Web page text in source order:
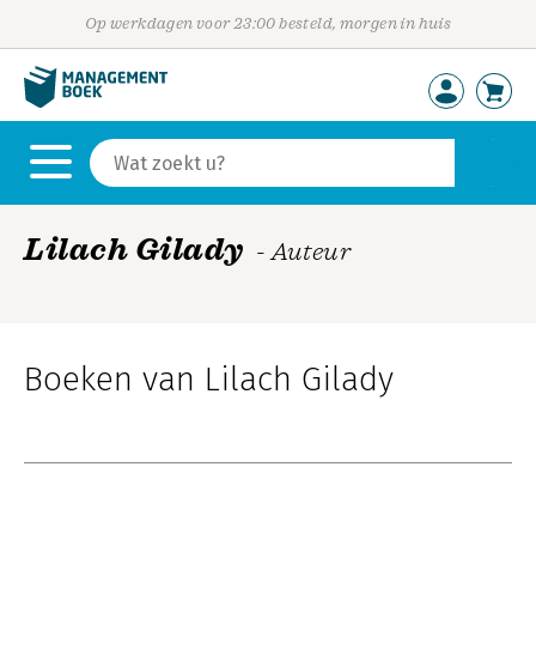
Op werkdagen voor 23:00 besteld, morgen in huis
Lilach Gilady - Auteur
Boeken van Lilach Gilady